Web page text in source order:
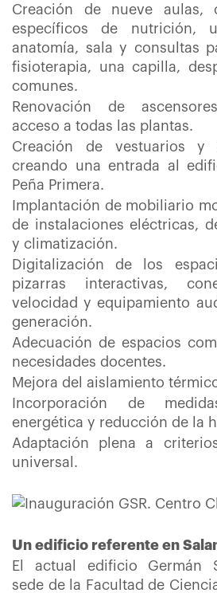
Creación de nueve aulas,
específicos de nutrición,
anatomía, sala y consultas
fisioterapia, una capilla,
comunes.
Renovación de
acceso a todas las plantas.
Creación de vestuarios y
creando una entrada al
Peña Primera.
Implantación de mobiliario
de instalaciones eléctricas,
y climatización.
Digitalización de los
pizarras interactivas,
velocidad y equipamiento
generación.
Adecuación de espacios
necesidades docentes.
Mejora del aislamiento
Incorporación de
energética y reducción de la
Adaptación plena a
universal.
Un edificio referente en
El actual edificio Germán
sede de la Facultad de